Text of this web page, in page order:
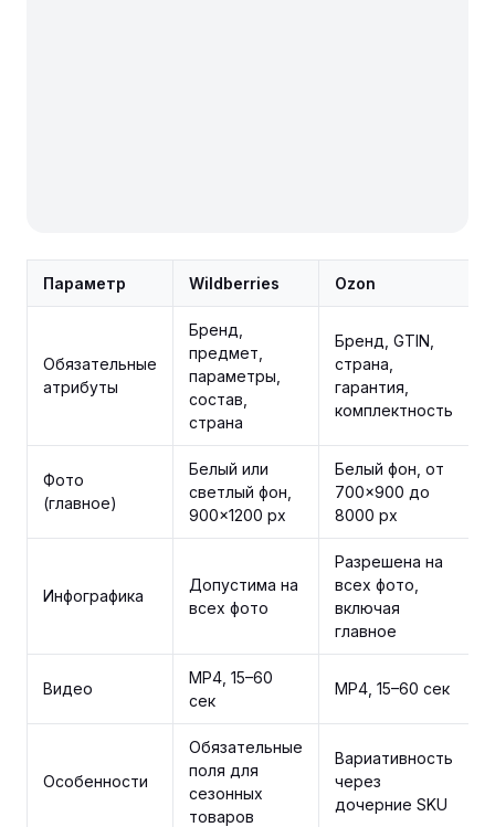
Параметр Wildberries Ozon
Обязательные
атрибуты
Бренд,
предмет,
параметры,
состав,
страна
Бренд, GTIN,
страна,
гарантия,
комплектность
Фото
(главное)
Белый или
светлый фон,
900×1200 px
Белый фон, от
700×900 до
8000 px
Инфографика
Допустима на
всех фото
Разрешена на
всех фото,
включая
главное
Видео
MP4, 15–60
сек
MP4, 15–60 сек
Особенности
Обязательные
поля для
сезонных
товаров
Вариативность
через
дочерние SKU